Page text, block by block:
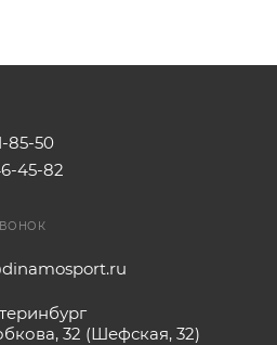
85-50
45-82
32 (Шефская, 32)